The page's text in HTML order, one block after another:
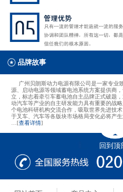
品牌故事
广州贝朗斯动力电源有限公司是一家专业
源、启动电源等领域蓄电池系统方案提供商
立，标志着牵引车蓄电池自主品牌正式破题
动汽车等产业的自主研发能力具有重要的战
个电池科研机构交流合作，吸取世界先进技
于叉车、汽车等各版块市场格局变化必将产
…[查看详情]
回到顶